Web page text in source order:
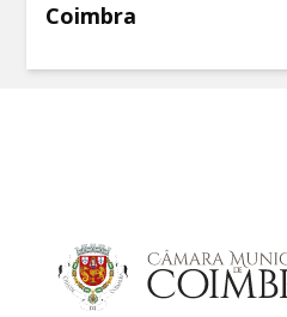
Coimbra